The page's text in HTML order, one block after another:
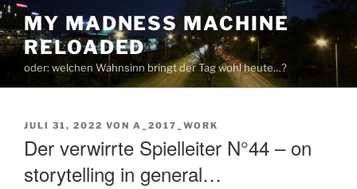
Zum
Inhalt
springen
MY MADNESS MACHINE
RELOADED
oder: welchen Wahnsinn bringt der Tag wohl heute…?
VERÖFFENTLICHT
JULI 31, 2022 VON A_2017_WORK
Der verwirrte Spielleiter N°44 – on
storytelling in general…